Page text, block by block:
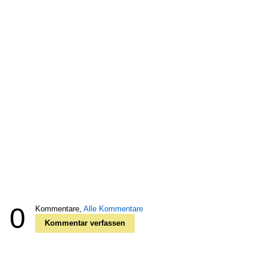
0 Kommentare, Alle Kommentare
Kommentar verfassen